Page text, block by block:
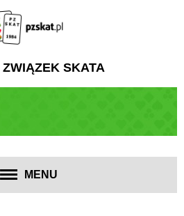
SKATA
MENU